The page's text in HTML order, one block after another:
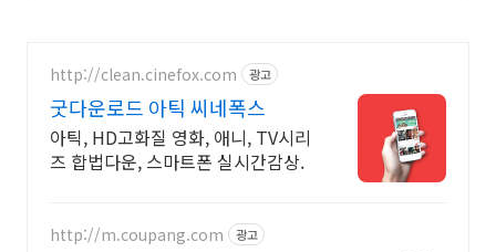
http://clean.cinefox.com 광고
굿다운로드 아틱 씨네폭스
아틱, HD고화질 영화, 애니, TV시리
즈 합법다운, 스마트폰 실시간감상.
http://m.coupang.com 광고